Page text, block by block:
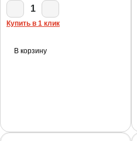
1
Купить в 1 клик
В корзину